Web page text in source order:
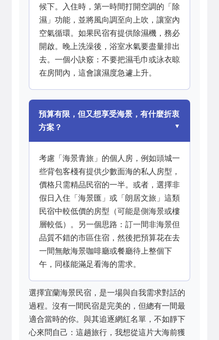
候下。入住時，第一時間打開空調的「除
濕」功能，並將風向調至向上吹，讓室內
空氣循環。如果民宿有提供除濕機，務必
開啟。晚上洗澡後，浴室水氣要盡量排出
去。一個小訣竅：不要把濕毛巾或泳衣晾
在房間內，這會讓濕度急遽上升。
預算有限，但又想享受海景，有什麼折衷
方案？
考慮「海景青旅」的個人房，例如頭城一
些背包客棧有提供少數面海的私人房型，
價格只需精品民宿的一半。或者，選擇非
假日入住「海景匯」或「朗居文旅」這類
民宿中較低價的房型（可能是側海景或樓
層較低）。另一個思路：訂一間非海景但
品質不錯的市區住宿，然後把預算花在去
一間無敵海景咖啡廳或餐廳待上整個下
午，同樣能滿足看海的需求。
選擇宜蘭海景民宿，是一場與自我需求對話的
過程。沒有一間民宿是完美的，但總有一間最
適合當時的你。與其追逐網紅名單，不如靜下
心來問自己：這趟旅行，我想從這片大海前獲